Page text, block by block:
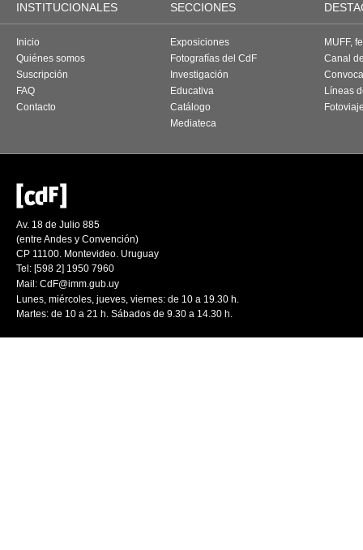
INSTITUCIONALES SECCIONES
Inicio
Quiénes somos
Suscripción
FAQ
Contacto
Exposiciones
Fotografías del CdF
Investigación
Educativa
Catálogo
Mediateca
MUFF,
Canal
Líneas
Av. 18 de Julio 885
(entre Andes y Convención)
CP 11100. Montevideo. Uruguay
Tel: [598 2] 1950 7960
Mail: CdF@imm.gub.uy
Lunes, miércoles, jueves, viernes: de 10 a 19.30 h.
Martes: de 10 a 21 h. Sábados de 9.30 a 14.30 h.